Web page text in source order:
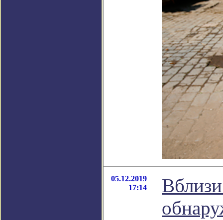
05.12.2019
17:14